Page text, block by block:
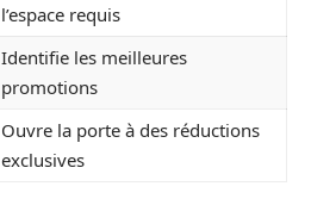
l’espace requis
Identifie les meilleures
promotions
Ouvre la porte à des réductions
exclusives